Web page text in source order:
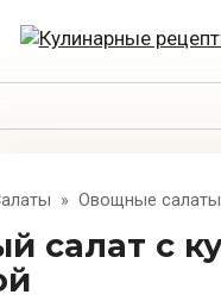
» Овощные салаты